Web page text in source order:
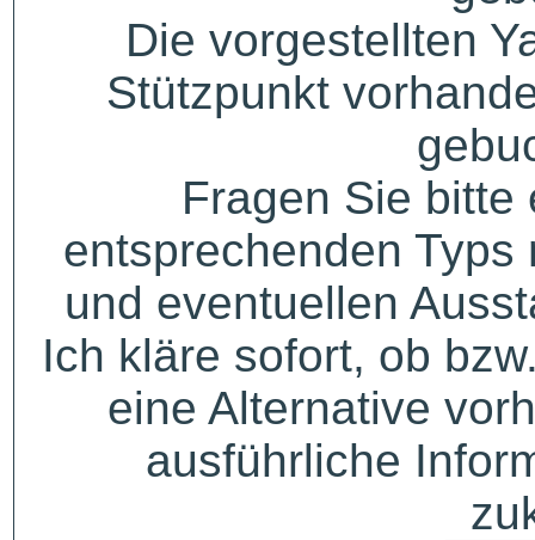
Die vorgestellten
Stützpunkt
Fragen Sie bitte
entsprechenden
und eventuellen
Ich kläre sofort, ob
eine Alternative
ausführliche